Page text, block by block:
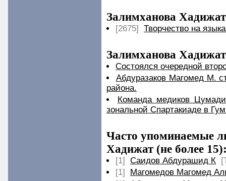
Залимханова
[2675] Творчество на
Залимханова
Cостоялся очередной
Абдуразаков Магомед М.
района.
Команда медиков
зональной Спартакиаде в
Часто упоминаемые
Хадижат (не более
[1] Саидов Абдурашид К
[1]
Магомедов Магомед